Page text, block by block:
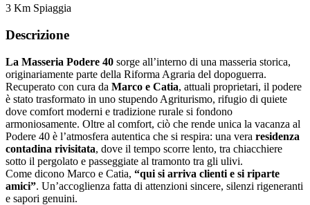
3 Km Spiaggia
Descrizione
La Masseria Podere 40 sorge all’interno di una masseria storica,
originariamente parte della Riforma Agraria del dopoguerra.
Recuperato con cura da Marco e Catia, attuali proprietari, il podere
è stato trasformato in uno stupendo Agriturismo, rifugio di quiete
dove comfort moderni e tradizione rurale si fondono
armoniosamente. Oltre al comfort, ciò che rende unica la vacanza al
Podere 40 è l’atmosfera autentica che si respira: una vera residenza
contadina rivisitata, dove il tempo scorre lento, tra chiacchiere
sotto il pergolato e passeggiate al tramonto tra gli ulivi.
Come dicono Marco e Catia, “qui si arriva clienti e si riparte
amici”. Un’accoglienza fatta di attenzioni sincere, silenzi rigeneranti
e sapori genuini.